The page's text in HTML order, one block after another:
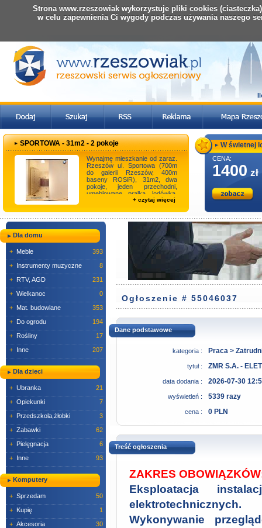
SPORTOWA - 31m2 - 2 pokoje
Wynajmę mieszkanie od zaraz.
Rzeszów ul. Sportowa (700m
do galerii Rzeszów, 400m
baseny ROSiR), 31m2, dwa
pokoje, jeden przechodni,
umeblowane, pralka, lodówka,
bardzo dobra lokal ...+ czytaj więcej
W świetnej
CENA:
1400 zł
Dla domu
+ Meble
393
+ Instrumenty muzyczne
8
+ RTV, AGD
231
+ Wielkanoc
0
+ Mat. budowlane
353
+ Do ogrodu
194
+ Rośliny
17
+ Inne 207
Dla dzieci
+ Ubranka
21
+ Opiekunki
7
+ Przedszkola,żłobki
3
+ Zabawki
62
+ Pielęgnacja
6
+ Inne 93
Komputery
+ Sprzedam
50
+ Kupię
1
+ Akcesoria
30
Ogłoszenie # 55046037
Dane podstawowe
kategoria : Praca >
tytuł : ZMR S.A. -
data dodania : 2026-07-30
wyświetleń : 5339 razy
cena : 0 PLN
Treść ogłoszenia
ZAKRES
Eksploatacja
elektrotechnicznych.
Wykonywanie
Strona www.rzeszowiak wykorzystuje pliki cookies
w celu zapewnienia Ci wygody podczas używania naszego